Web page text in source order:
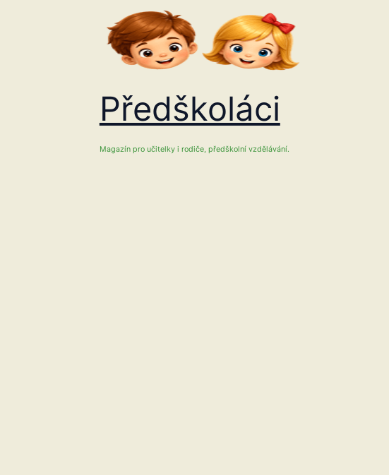
Předškoláci
Magazín pro učitelky i rodiče, předškolní vzdělávání.